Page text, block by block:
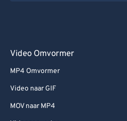
Video Omvormer
MP4 Omvormer
Video naar GIF
MOV naar MP4